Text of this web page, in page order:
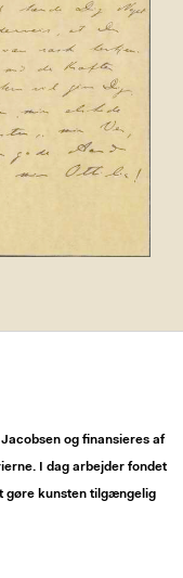
og finansieres af
I dag arbejder fondet
gøre kunsten tilgængelig